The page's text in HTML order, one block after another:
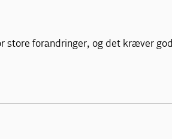
store forandringer, og det kræver god